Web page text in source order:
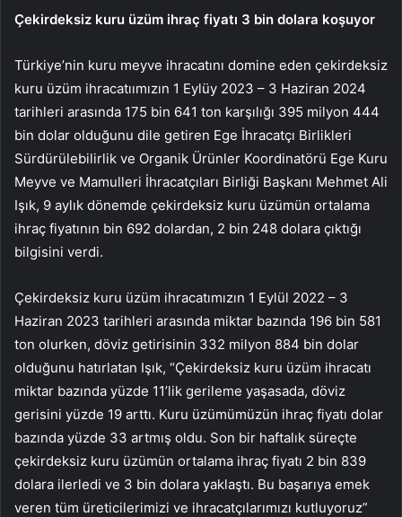
Çekirdeksiz kuru üzüm ihraç fiyatı 3 bin dolara koşuyor
Türkiye’nin kuru meyve ihracatını domine eden çekirdeksiz
kuru üzüm ihracatıımızın 1 Eylüy 2023 – 3 Haziran 2024
tarihleri arasında 175 bin 641 ton karşılığı 395 milyon 444
bin dolar olduğunu dile getiren Ege İhracatçı Birlikleri
Sürdürülebilirlik ve Organik Ürünler Koordinatörü Ege Kuru
Meyve ve Mamulleri İhracatçıları Birliği Başkanı Mehmet Ali
Işık, 9 aylık dönemde çekirdeksiz kuru üzümün ortalama
ihraç fiyatının bin 692 dolardan, 2 bin 248 dolara çıktığı
bilgisini verdi.
Çekirdeksiz kuru üzüm ihracatımızın 1 Eylül 2022 – 3
Haziran 2023 tarihleri arasında miktar bazında 196 bin 581
ton olurken, döviz getirisinin 332 milyon 884 bin dolar
olduğunu hatırlatan Işık, “Çekirdeksiz kuru üzüm ihracatı
miktar bazında yüzde 11’lik gerileme yaşasada, döviz
gerisini yüzde 19 arttı. Kuru üzümümüzün ihraç fiyatı dolar
bazında yüzde 33 artmış oldu. Son bir haftalık süreçte
çekirdeksiz kuru üzümün ortalama ihraç fiyatı 2 bin 839
dolara ilerledi ve 3 bin dolara yaklaştı. Bu başarıya emek
veren tüm üreticilerimizi ve ihracatçılarımızı kutluyoruz”